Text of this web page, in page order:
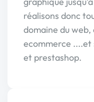
réalisons donc
domaine du
ecommerce
et prestashop.